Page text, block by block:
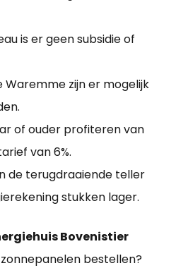
is er geen subsidie of
Waremme zijn er mogelijk
of ouder profiteren van
van 6%.
de terugdraaiende teller
stukken lager.
Bovenistier
bestellen?